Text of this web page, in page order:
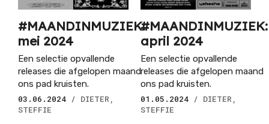
#MAANDINMUZIEK:
mei 2024
Een selectie opvallende
releases die afgelopen maand
ons pad kruisten.
03.06.2024 / DIETER,
STEFFIE
#MAANDINMUZIEK:
april 2024
Een selectie opvallende
releases die afgelopen maand
ons pad kruisten.
01.05.2024 / DIETER,
STEFFIE